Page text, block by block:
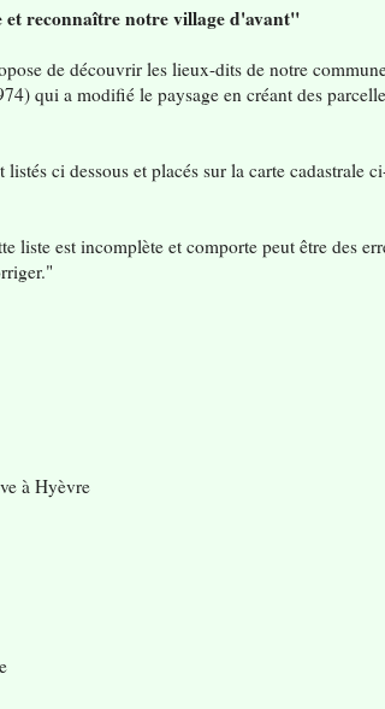
reconnaître notre village d'avant"
de découvrir les lieux-dits de notre
qui a modifié le paysage en créant des
ci dessous et placés sur la carte cadastrale
liste est incomplète et comporte peut être des
à Hyèvre